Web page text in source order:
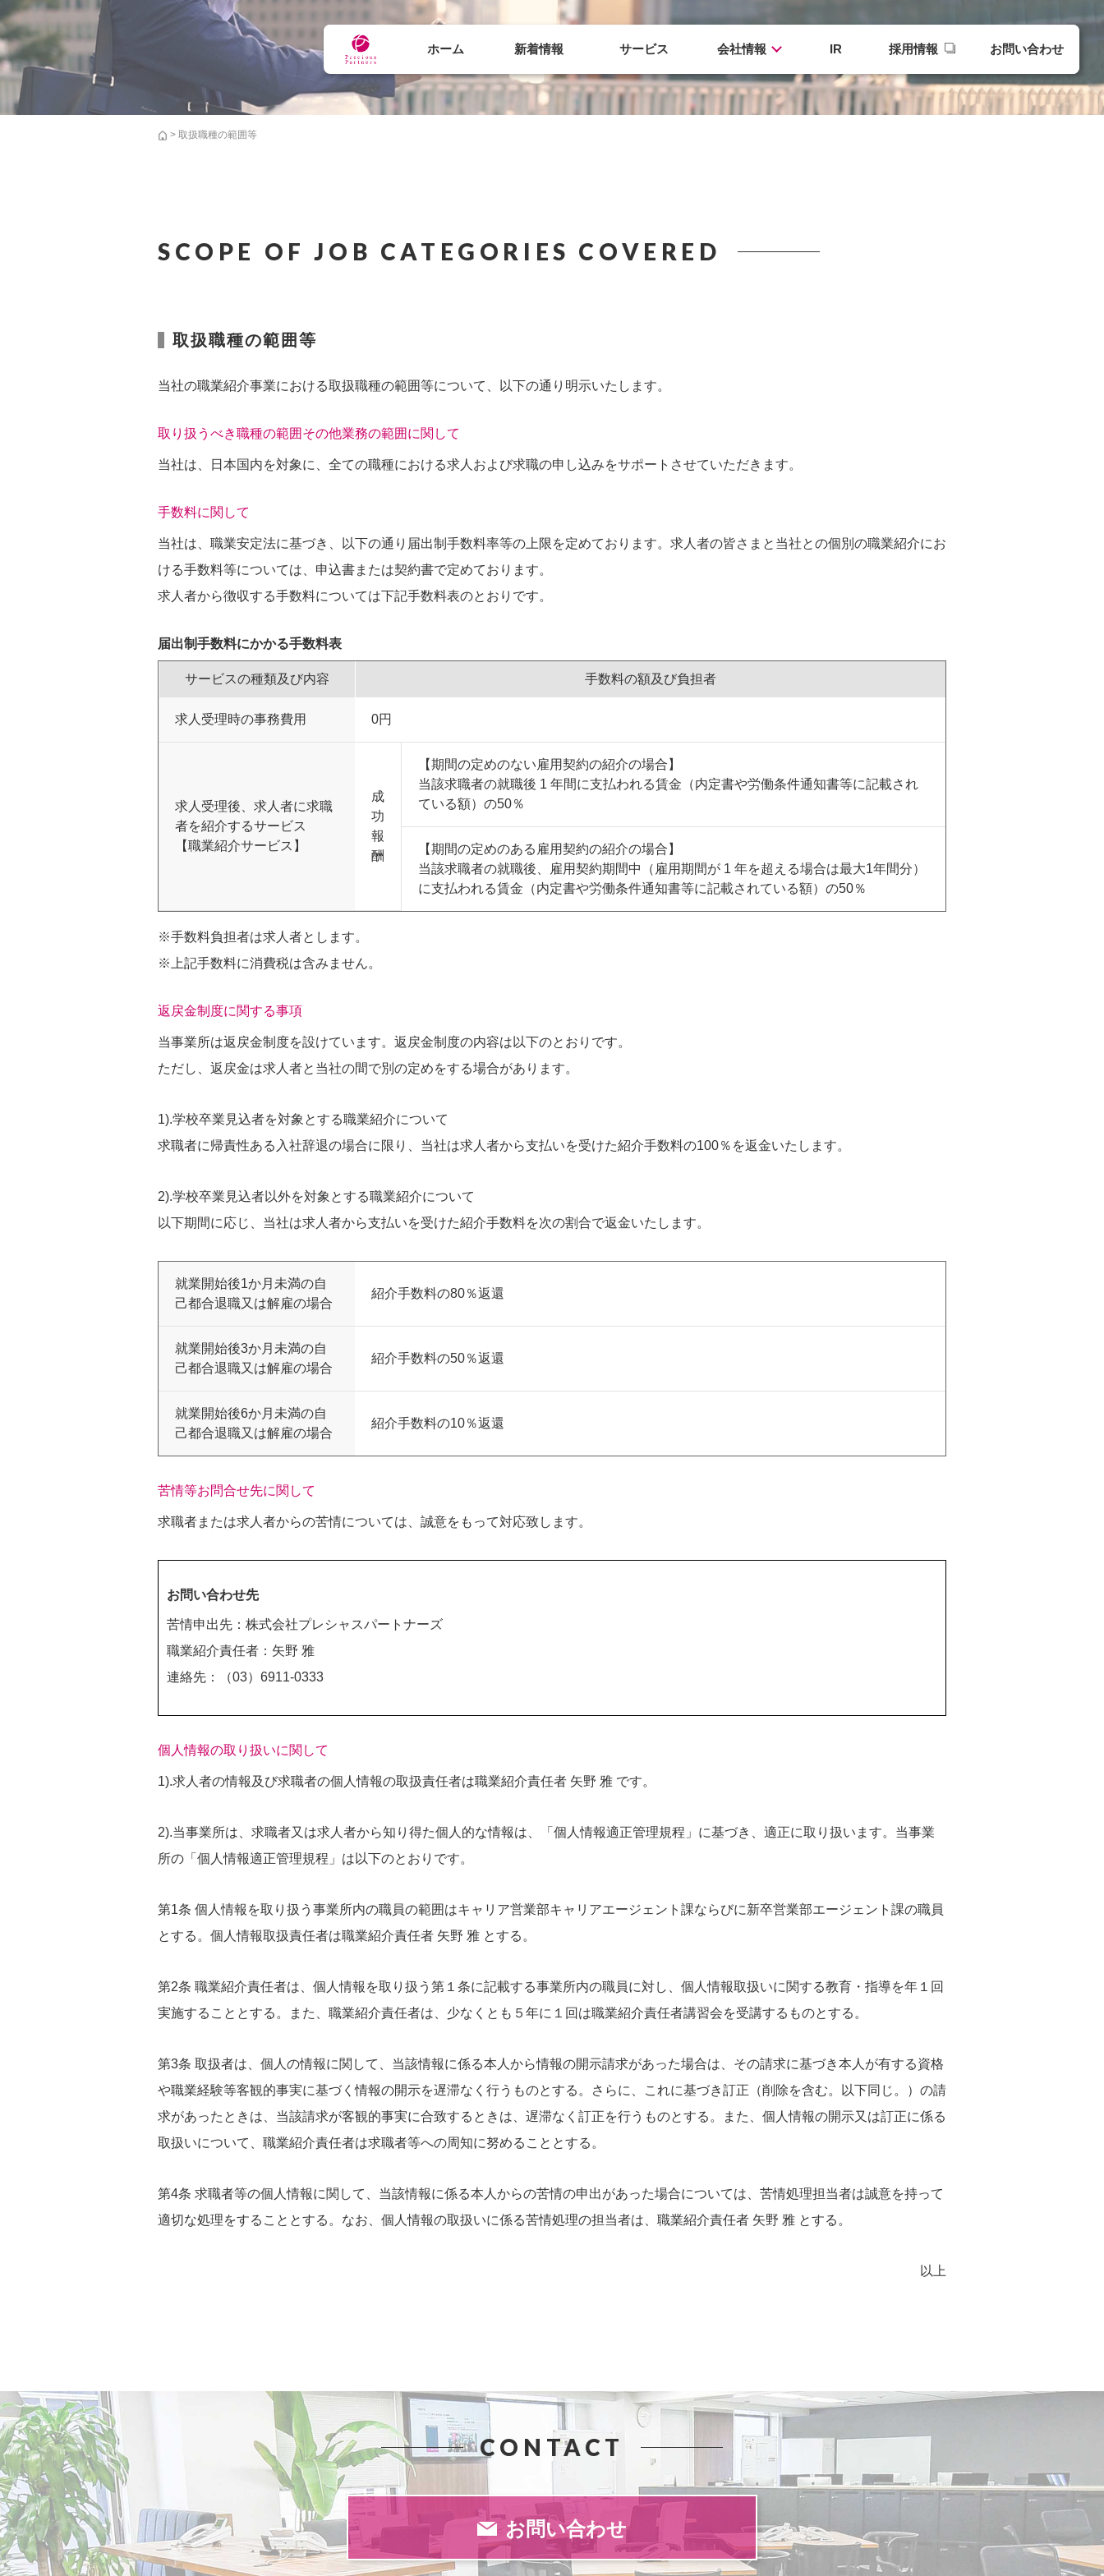
ホーム 新着情報 サービス 会社情報 IR 採用情報 お問い合わせ
> 取扱職種の範囲等
SCOPE OF JOB CATEGORIES COVERED
取扱職種の範囲等
当社の職業紹介事業における取扱職種の範囲等について、以下の通り明示いたします。
取り扱うべき職種の範囲その他業務の範囲に関して
当社は、日本国内を対象に、全ての職種における求人および求職の申し込みをサポートさせていただきます。
手数料に関して
当社は、職業安定法に基づき、以下の通り届出制手数料率等の上限を定めております。求人者の皆さまと当社との個別の職業紹介にお
ける手数料等については、申込書または契約書で定めております。
求人者から徴収する手数料については下記手数料表のとおりです。
届出制手数料にかかる手数料表
サービスの種類及び内容 手数料の額及び負担者
求人受理時の事務費用 0円
求人受理後、求人者に求職
者を紹介するサービス
【職業紹介サービス】
成
功
報
酬
【期間の定めのない雇用契約の紹介の場合】
当該求職者の就職後 1 年間に支払われる賃金（内定書や労働条件通知書等に記載され
ている額）の50％
【期間の定めのある雇用契約の紹介の場合】
当該求職者の就職後、雇用契約期間中（雇用期間が 1 年を超える場合は最大1年間分）
に支払われる賃金（内定書や労働条件通知書等に記載されている額）の50％
※手数料負担者は求人者とします。
※上記手数料に消費税は含みません。
返戻金制度に関する事項
当事業所は返戻金制度を設けています。返戻金制度の内容は以下のとおりです。
ただし、返戻金は求人者と当社の間で別の定めをする場合があります。
1).学校卒業見込者を対象とする職業紹介について
求職者に帰責性ある入社辞退の場合に限り、当社は求人者から支払いを受けた紹介手数料の100％を返金いたします。
2).学校卒業見込者以外を対象とする職業紹介について
以下期間に応じ、当社は求人者から支払いを受けた紹介手数料を次の割合で返金いたします。
就業開始後1か月未満の自
己都合退職又は解雇の場合
紹介手数料の80％返還
就業開始後3か月未満の自
己都合退職又は解雇の場合
紹介手数料の50％返還
就業開始後6か月未満の自
己都合退職又は解雇の場合
紹介手数料の10％返還
苦情等お問合せ先に関して
求職者または求人者からの苦情については、誠意をもって対応致します。
お問い合わせ先
苦情申出先：株式会社プレシャスパートナーズ
職業紹介責任者：矢野 雅
連絡先：（03）6911-0333
個人情報の取り扱いに関して
1).求人者の情報及び求職者の個人情報の取扱責任者は職業紹介責任者 矢野 雅 です。
2).当事業所は、求職者又は求人者から知り得た個人的な情報は、「個人情報適正管理規程」に基づき、適正に取り扱います。当事業
所の「個人情報適正管理規程」は以下のとおりです。
第1条 個人情報を取り扱う事業所内の職員の範囲はキャリア営業部キャリアエージェント課ならびに新卒営業部エージェント課の職員
とする。個人情報取扱責任者は職業紹介責任者 矢野 雅 とする。
第2条 職業紹介責任者は、個人情報を取り扱う第１条に記載する事業所内の職員に対し、個人情報取扱いに関する教育・指導を年１回
実施することとする。また、職業紹介責任者は、少なくとも５年に１回は職業紹介責任者講習会を受講するものとする。
第3条 取扱者は、個人の情報に関して、当該情報に係る本人から情報の開示請求があった場合は、その請求に基づき本人が有する資格
や職業経験等客観的事実に基づく情報の開示を遅滞なく行うものとする。さらに、これに基づき訂正（削除を含む。以下同じ。）の請
求があったときは、当該請求が客観的事実に合致するときは、遅滞なく訂正を行うものとする。また、個人情報の開示又は訂正に係る
取扱いについて、職業紹介責任者は求職者等への周知に努めることとする。
第4条 求職者等の個人情報に関して、当該情報に係る本人からの苦情の申出があった場合については、苦情処理担当者は誠意を持って
適切な処理をすることとする。なお、個人情報の取扱いに係る苦情処理の担当者は、職業紹介責任者 矢野 雅 とする。
以上
CONTACT
お問い合わせ
お問い合わせ